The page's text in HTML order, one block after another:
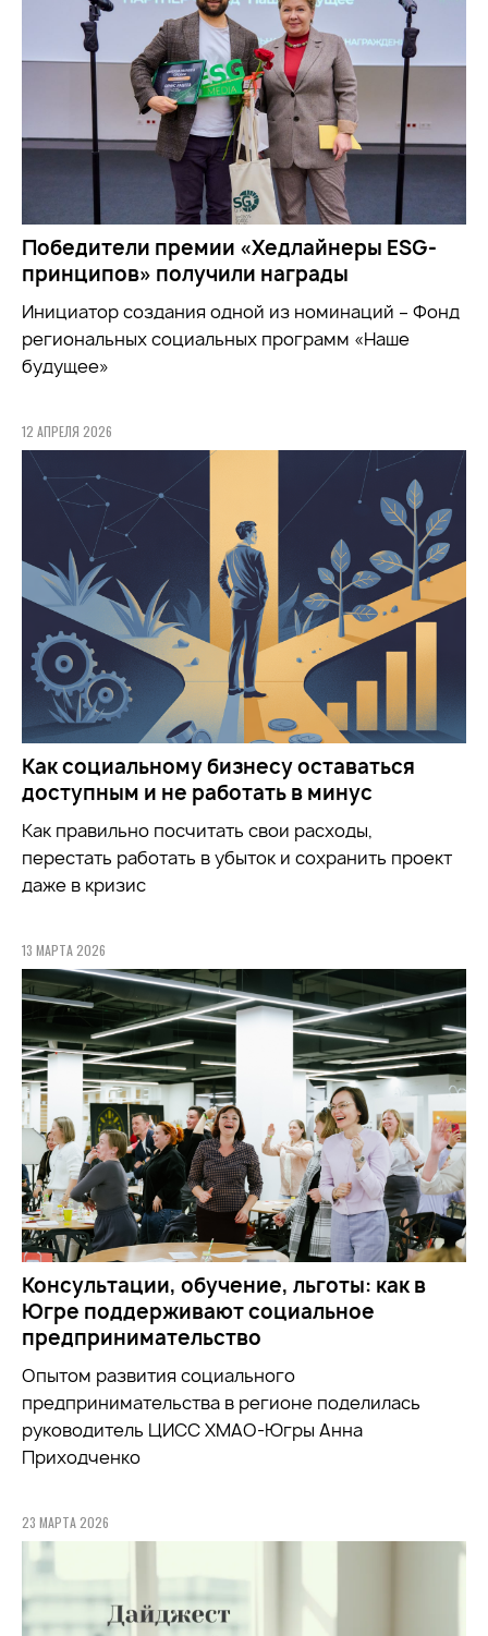
Победители премии «Хедлайнеры ESG-
принципов» получили награды
Инициатор создания одной из номинаций – Фонд
региональных социальных программ «Наше
будущее»
12 АПРЕЛЯ 2026
Как социальному бизнесу оставаться
доступным и не работать в минус
Как правильно посчитать свои расходы,
перестать работать в убыток и сохранить проект
даже в кризис
13 МАРТА 2026
Консультации, обучение, льготы: как в
Югре поддерживают социальное
предпринимательство
Опытом развития социального
предпринимательства в регионе поделилась
руководитель ЦИСС ХМАО-Югры Анна
Приходченко
23 МАРТА 2026